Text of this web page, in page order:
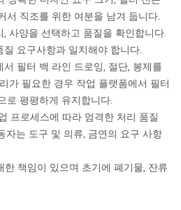
서 직조를 위한 여분을 남겨 둡니다.
사양을 선택하고 품질을 확인합니다.
요구사항과 일치해야 합니다.
필터 백 라인 드로잉, 절단, 봉제를
가 필요한 경우 작업 플랫폼에서 필터
로 평평하게 유지합니다.
프로세스에 따라 엄격한 처리 품질
자는 도구 및 의류, 금연의 요구 사항
책임이 있으며 초기에 폐기물, 잔류